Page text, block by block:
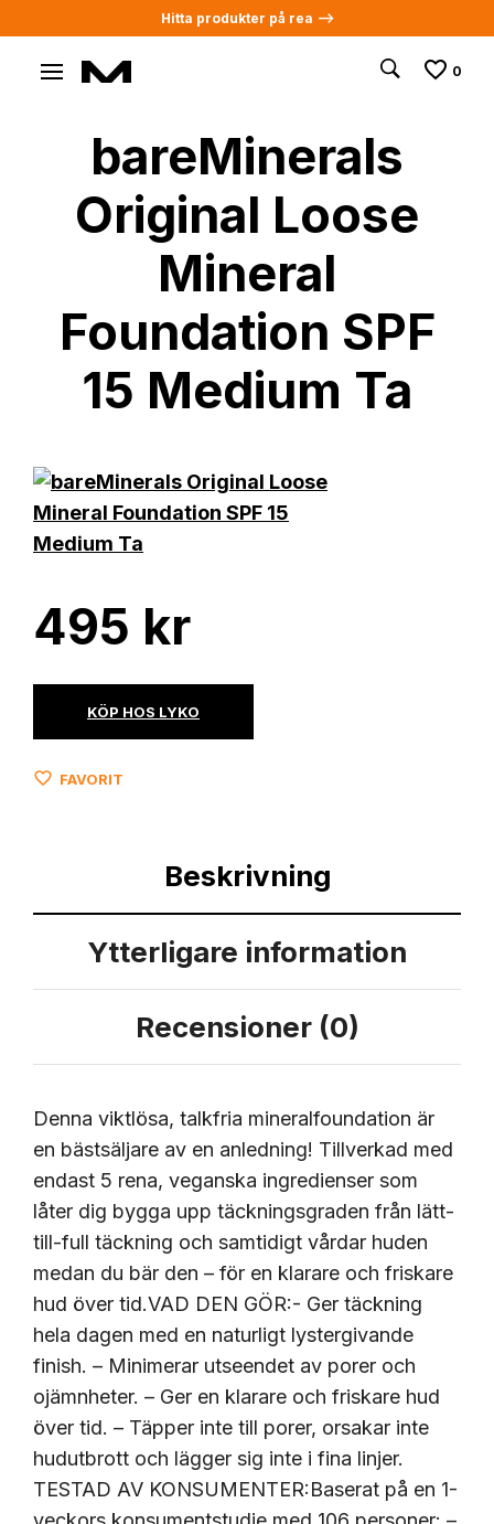
Hitta produkter på rea -->
0
bareMinerals
Original Loose
Mineral
Foundation SPF
15 Medium Ta
495 kr
KÖP HOS LYKO
FAVORIT
Beskrivning
Ytterligare information
Recensioner (0)
Denna viktlösa, talkfria mineralfoundation är
en bästsäljare av en anledning! Tillverkad med
endast 5 rena, veganska ingredienser som
låter dig bygga upp täckningsgraden från lätt-
till-full täckning och samtidigt vårdar huden
medan du bär den – för en klarare och friskare
hud över tid.VAD DEN GÖR:- Ger täckning
hela dagen med en naturligt lystergivande
finish. – Minimerar utseendet av porer och
ojämnheter. – Ger en klarare och friskare hud
över tid. – Täpper inte till porer, orsakar inte
hudutbrott och lägger sig inte i fina linjer.
TESTAD AV KONSUMENTER:Baserat på en 1-